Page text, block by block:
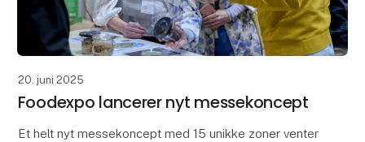
20. juni 2025
Foodexpo lancerer nyt messekoncept
Et helt nyt messekoncept med 15 unikke zoner venter